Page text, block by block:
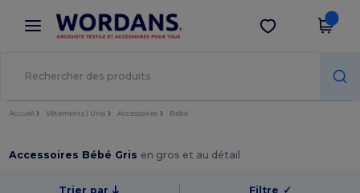
× Appli Wordans
Meilleurs prix sur l’app !
Obtenir l'appli
Accueil Vêtements | Unis Accessoires Bébé
Accessoires Bébé Gris en gros et au détail
Trier par Filtre ✓